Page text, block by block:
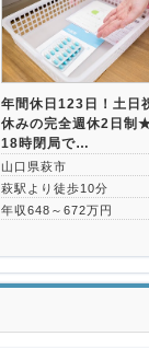
年間休日123日！土日
休みの完全週休2日制
18時閉局で…
山口県萩市
萩駅より徒歩10分
年収648～672万円